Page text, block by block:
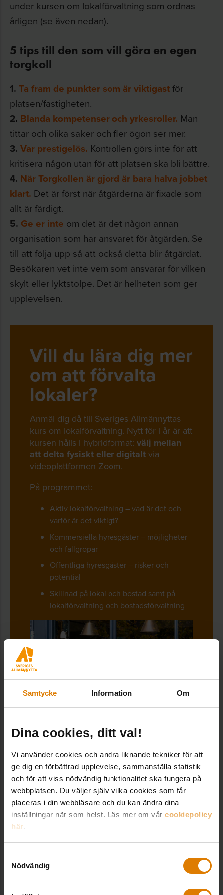
Samtycke Information Om
Dina cookies, ditt val!
Vi använder cookies och andra liknande tekniker för att
ge dig en förbättrad upplevelse, sammanställa statistik
och för att viss nödvändig funktionalitet ska fungera på
webbplatsen. Du väljer själv vilka cookies som får
placeras i din webbläsare och du kan ändra dina
inställningar när som helst. Läs mer om vår cookiepolicy
här.
Nödvändig
under kursen om lokalförvaltning som ordnas
årligen (se även nedan).
5 tips till den som vill göra en egen
torgkoll
1. Ta fram de punkter som är viktigastför
platsen/fastigheten.
2. Blanda kompetenser och yrkesroller. Man
tittar och olika saker och fler ögon ser mer.
3. Var prestigelös. Kontrollen görs inte för att
kritisera någon utan för att platsen ska bli bättre.
4. När Torgkollen är gjord är bara halva jobbet
klart. Det är först när åtgärderna är fixade som
allt är färdigt.
5. Ge er inte om det är det någon annan
organisation som har ansvaret för åtgärden. Se
till att följa upp så att också detta blir åtgärdat.
Besökaren vet inte vem som ansvarar för vilken
skylt eller lyktstolpe. Det är helheten som ger
upplevelsen.
Vill du lära dig mer
om att förvalta
lokaler?
Anmäl dig då till Sveriges Allmännyttas
kurs om lokalförvaltning. Nytt för i år är att
kursen hålls i hybridformat: välj mellan
att delta fysiskt eller digitalt via
videoplattformen Zoom.
På programmet:
Aktiv lokalförvaltning – vad är det och
varför är det viktigt?
Kommersiella hyresgäster – möjligheter
och fallgropar
Offentliga hyresgäster – risker och
potential
Skillnad på lokal och bostad samt på
lokalförvaltning och bostadsförvaltning
lokaler? Kurs 27 april
ANMÄL DIG HÄR – SENAST 26 APRIL
Dela: